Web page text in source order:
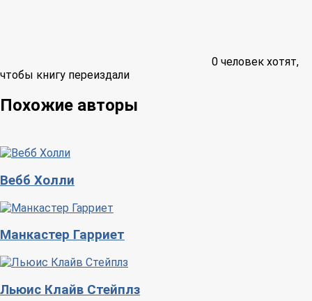
0 человек хотят,
чтобы книгу переиздали
Похожие авторы
Вебб Холли
Манкастер Гарриет
Льюис Клайв Стейплз